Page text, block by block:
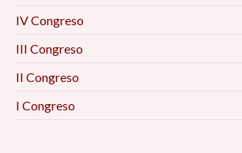
IV Congreso
III Congreso
II Congreso
I Congreso